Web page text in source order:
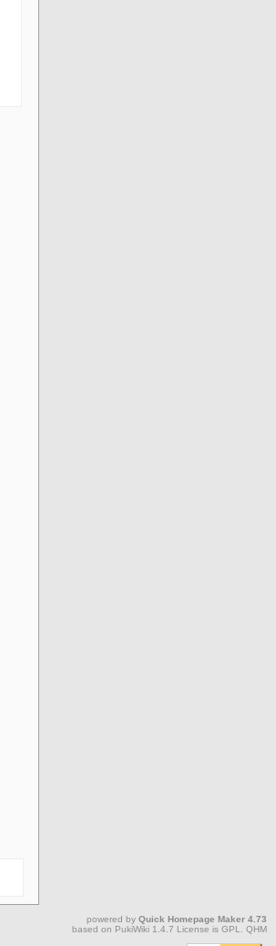
powered by Quick Homepage Maker 4.73
based on PukiWiki 1.4.7 License is GPL QHM